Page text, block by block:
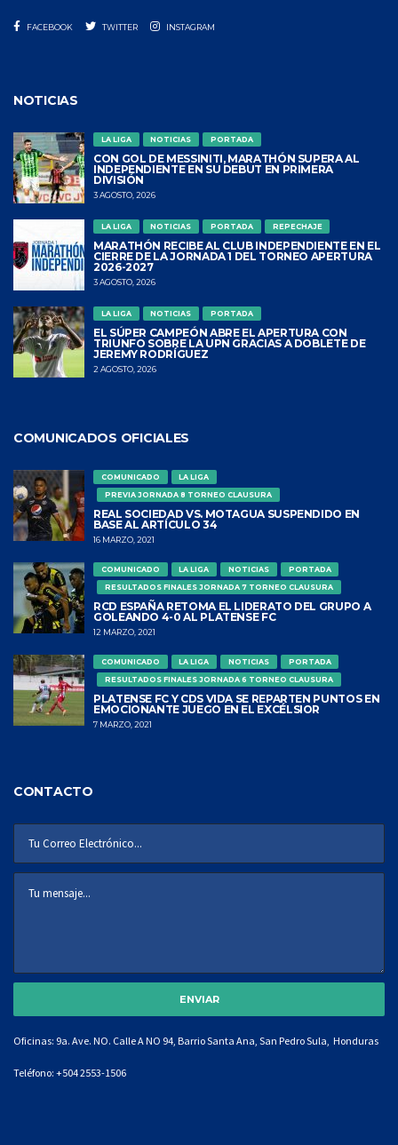
FACEBOOK TWITTER INSTAGRAM
NOTICIAS
LA LIGA NOTICIAS PORTADA
CON GOL DE MESSINITI, MARATHÓN SUPERA AL
INDEPENDIENTE EN SU DEBUT EN PRIMERA
DIVISIÓN
3 AGOSTO, 2026
LA LIGA NOTICIAS PORTADA REPECHAJE
MARATHÓN RECIBE AL CLUB INDEPENDIENTE EN EL
CIERRE DE LA JORNADA 1 DEL TORNEO APERTURA
2026-2027
3 AGOSTO, 2026
LA LIGA NOTICIAS PORTADA
EL SÚPER CAMPEÓN ABRE EL APERTURA CON
TRIUNFO SOBRE LA UPN GRACIAS A DOBLETE DE
JEREMY RODRÍGUEZ
2 AGOSTO, 2026
COMUNICADOS OFICIALES
COMUNICADO
LA LIGA
PREVIA JORNADA 8 TORNEO CLAUSURA
REAL SOCIEDAD VS. MOTAGUA SUSPENDIDO EN
BASE AL ARTÍCULO 34
16 MARZO, 2021
COMUNICADO LA LIGA NOTICIAS
PORTADA
RESULTADOS FINALES JORNADA 7 TORNEO CLAUSURA
RCD ESPAÑA RETOMA EL LIDERATO DEL GRUPO A
GOLEANDO 4-0 AL PLATENSE FC
12 MARZO, 2021
COMUNICADO LA LIGA NOTICIAS
PORTADA
RESULTADOS FINALES JORNADA 6 TORNEO CLAUSURA
PLATENSE FC Y CDS VIDA SE REPARTEN PUNTOS EN
EMOCIONANTE JUEGO EN EL EXCÉLSIOR
7 MARZO, 2021
CONTACTO
Oficinas: 9a. Ave. NO. Calle A NO 94, Barrio Santa Ana, San Pedro Sula, Honduras
Teléfono: +504 2553-1506